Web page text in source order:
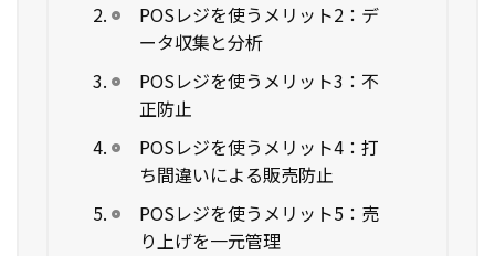
POSレジを使うメリット2：デ
ータ収集と分析
POSレジを使うメリット3：不
正防止
POSレジを使うメリット4：打
ち間違いによる販売防止
POSレジを使うメリット5：売
り上げを一元管理